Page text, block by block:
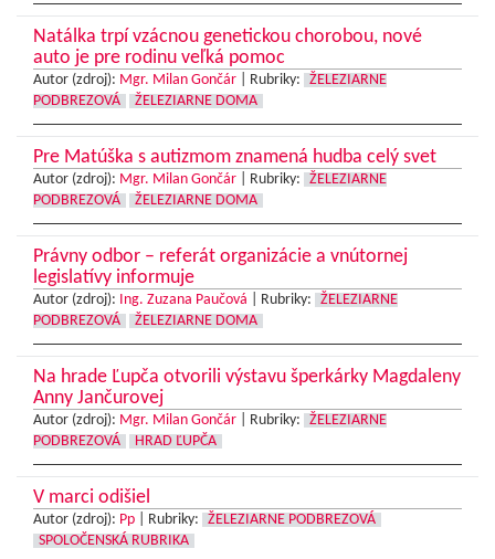
Natálka trpí vzácnou genetickou chorobou, nové
auto je pre rodinu veľká pomoc
Autor (zdroj): Mgr. Milan Gončár Rubriky:
ŽELEZIARNE
PODBREZOVÁ
ŽELEZIARNE DOMA
Pre Matúška s autizmom znamená hudba celý svet
Autor (zdroj): Mgr. Milan Gončár Rubriky:
ŽELEZIARNE
PODBREZOVÁ
ŽELEZIARNE DOMA
Právny odbor – referát organizácie a vnútornej
legislatívy informuje
Autor (zdroj): Ing. Zuzana Paučová Rubriky:
ŽELEZIARNE
PODBREZOVÁ
ŽELEZIARNE DOMA
Na hrade Ľupča otvorili výstavu šperkárky Magdaleny
Anny Jančurovej
Autor (zdroj): Mgr. Milan Gončár Rubriky:
ŽELEZIARNE
PODBREZOVÁ
HRAD ĽUPČA
V marci odišiel
Autor (zdroj): Pp Rubriky:
ŽELEZIARNE PODBREZOVÁ
SPOLOČENSKÁ RUBRIKA